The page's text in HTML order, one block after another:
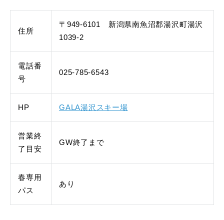
住所
〒949-6101 新潟県南魚沼郡湯沢町湯沢
1039-2
電話番
号
025-785-6543
HP GALA湯沢スキー場
営業終
了目安
GW終了まで
春専用
パス
あり